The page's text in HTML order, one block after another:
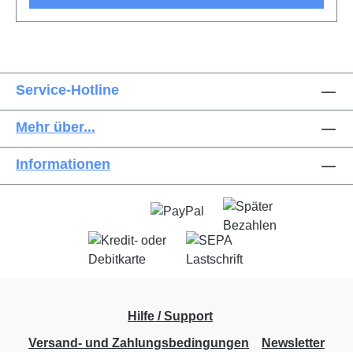
Service-Hotline
Mehr über...
Informationen
Hilfe / Support
Versand- und Zahlungsbedingungen
Newsletter